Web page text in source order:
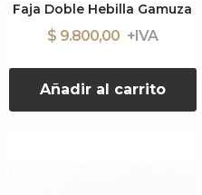
Faja Doble Hebilla Gamuza
$ 9.800,00
Añadir al carrito